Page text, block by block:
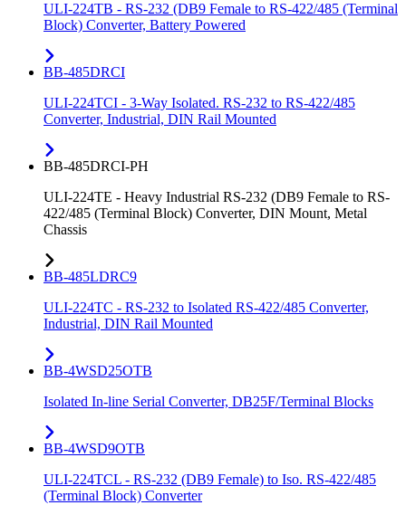
ULI-224TB - RS-232 (DB9 Female to RS-422/485 (Terminal
Block) Converter, Battery Powered
BB-485DRCI
ULI-224TCI - 3-Way Isolated. RS-232 to RS-422/485
Converter, Industrial, DIN Rail Mounted
BB-485DRCI-PH
ULI-224TE - Heavy Industrial RS-232 (DB9 Female to RS-
422/485 (Terminal Block) Converter, DIN Mount, Metal
Chassis
BB-485LDRC9
ULI-224TC - RS-232 to Isolated RS-422/485 Converter,
Industrial, DIN Rail Mounted
BB-4WSD25OTB
Isolated In-line Serial Converter, DB25F/Terminal Blocks
BB-4WSD9OTB
ULI-224TCL - RS-232 (DB9 Female) to Iso. RS-422/485
(Terminal Block) Converter